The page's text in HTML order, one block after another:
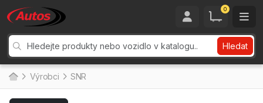
0
Hledat
Výrobci SNR